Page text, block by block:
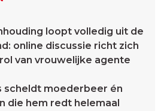
loopt volledig uit de
online discussie richt zich
van vrouwelijke agente
scheldt moederbeer én
die hem redt helemaal